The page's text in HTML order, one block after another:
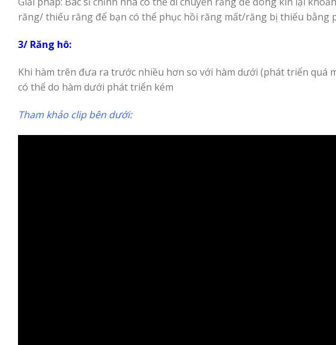
răng/ thiếu răng để bạn có thể phục hồi răng mất/răng bị thiếu bằng
3/ Răng hô:
Khi hàm trên đưa ra trước nhiều hơn so với hàm dưới (phát triển quá
có thể do hàm dưới phát triển kém
Tham khảo clip bên dưới: